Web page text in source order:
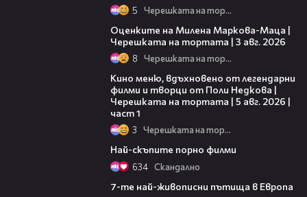
5 Черешката на тортата
Оценките на Милена Маркова-Маца |
Черешката на тортата | 3 авг. 2026
8 Черешката на тортата
Кино меню, вдъхновено от легендарни
филми и творци от Поли Недкова |
Черешката на тортата | 5 авг. 2026 |
част 1
3 Черешката на тортата
Най-скъпите порно филми
634 Скандално
7-те най-живописни пътища в Европа